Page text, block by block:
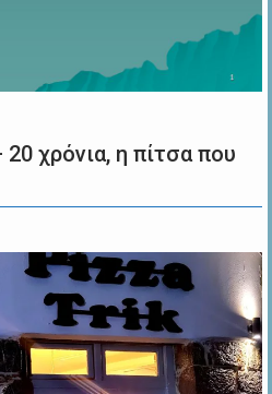
χρόνια, η πίτσα που